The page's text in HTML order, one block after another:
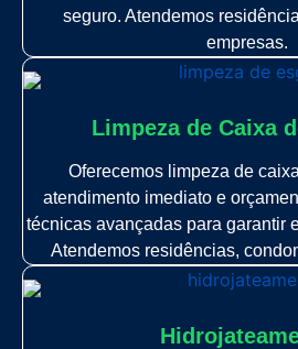
seguro. Atendemos
empresas.
Limpeza de Caixa
Oferecemos limpeza de
atendimento imediato e
técnicas avançadas para garantir
Atendemos residências,